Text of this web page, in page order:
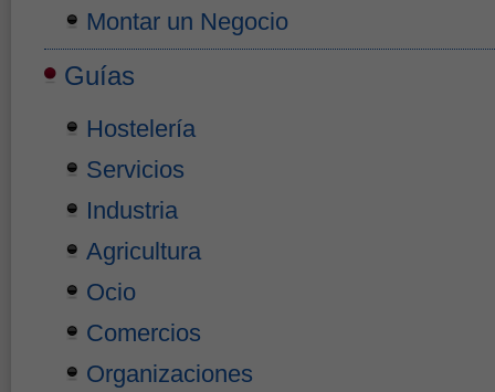
Montar un Negocio
Guías
Hostelería
Servicios
Industria
Agricultura
Ocio
Comercios
Organizaciones